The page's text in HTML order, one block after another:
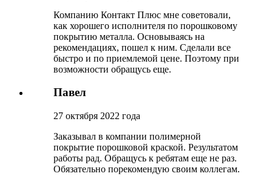
Компанию Контакт Плюс мне советовали,
как хорошего исполнителя по порошковому
покрытию металла. Основываясь на
рекомендациях, пошел к ним. Сделали все
быстро и по приемлемой цене. Поэтому при
возможности обращусь еще.
Павел
27 октября 2022 года
Заказывал в компании полимерной
покрытие порошковой краской. Результатом
работы рад. Обращусь к ребятам еще не раз.
Обязательно порекомендую своим коллегам.